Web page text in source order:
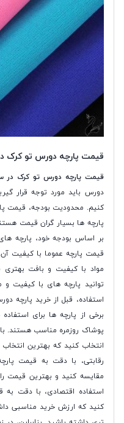
قیمت پارچه دورس تو کرک
قیمت پارچه دورس تو کرک در
دورس باید مورد توجه قرار
کنیم. محدودیت بودجه، قیمت
پارچه ها بسیار گران قیمت
بر اساس بودجه خود، پارچه
قیمت پارچه عموما با کیفیت
مواد با کیفیت و بافت
توانید پارچه های با کیفیت و
استفاده، قبل از خرید پارچه
برخی از پارچه ها برای
پوشاک روزمره مناسب هستند.
انتخاب کنید که بهترین
رقابتی، با دقت به قیمت
مقایسه کنید و بهترین قیمت
استفاده اقتصادی، با دقت به
کنید که ارزش خرید مناسبی